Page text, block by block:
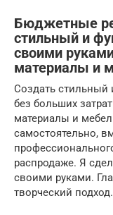
Бюджетные
стильный и
своими
материалы и
Создать
без больших
материалы и
самостоятельно,
распродаже. Я
своими руками.
творческий подход.